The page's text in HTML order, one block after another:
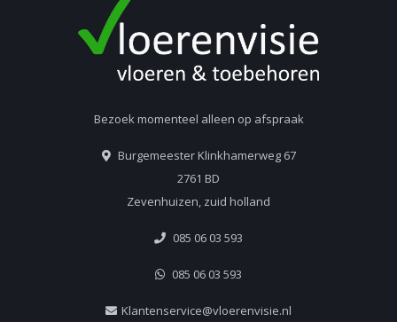
Bezoek momenteel alleen op afspraak
Burgemeester Klinkhamerweg 67
2761 BD
Zevenhuizen, zuid holland
085 06 03 593
085 06 03 593
Klantenservice@vloerenvisie.nl